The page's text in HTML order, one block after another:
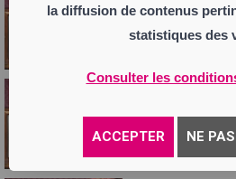
la diffusion de contenus
statistiques des
Consulter les
ACCEPTER NE
15 décembre